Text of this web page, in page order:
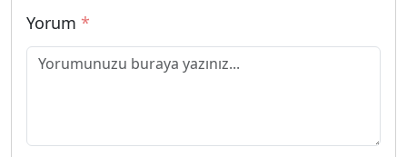
Yorum *